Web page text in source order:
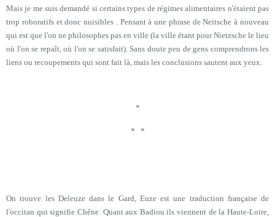
Mais je me suis demandé si certains types de régimes alimentaires n'étaient pas
trop roboratifs et donc nuisibles . Pensant à une phrase de Neitsche à nouveau
qui est que l'on ne philosophes pas en ville (la ville étant pour Nietzsche le lieu
où l'on se repaît, où l'on se satisfait). Sans doute peu de gens comprendrons les
liens ou recoupements qui sont fait là, mais les conclusions sautent aux yeux.
*
* *
On trouve les Deleuze dans le Gard, Euze est une traduction française de
l'occitan qui signifie Chêne. Quant aux Badiou ils viennent de la Haute-Loire,